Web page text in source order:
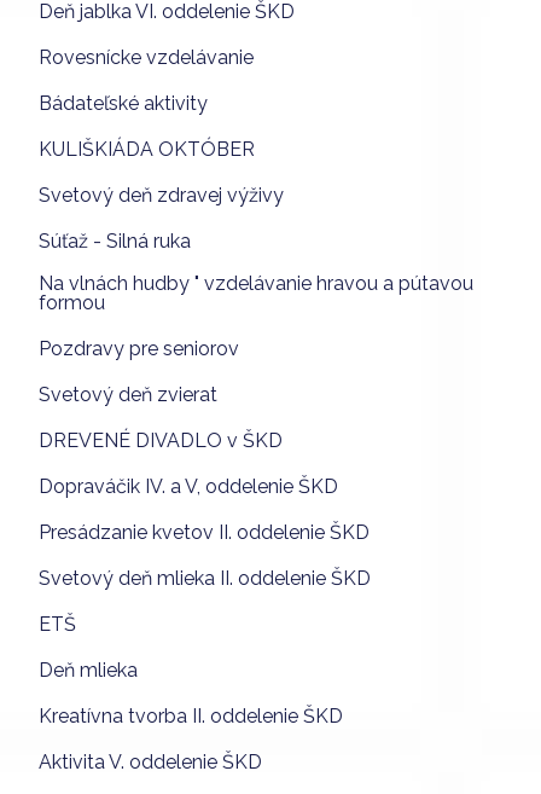
Deň jablka VI. oddelenie ŠKD
Rovesnícke vzdelávanie
Bádateľské aktivity
KULIŠKIÁDA OKTÓBER
Svetový deň zdravej výživy
Súťaž - Silná ruka
Na vlnách hudby " vzdelávanie hravou a pútavou
formou
Pozdravy pre seniorov
Svetový deň zvierat
DREVENÉ DIVADLO v ŠKD
Dopraváčik IV. a V, oddelenie ŠKD
Presádzanie kvetov II. oddelenie ŠKD
Svetový deň mlieka II. oddelenie ŠKD
ETŠ
Deň mlieka
Kreatívna tvorba II. oddelenie ŠKD
Aktivita V. oddelenie ŠKD